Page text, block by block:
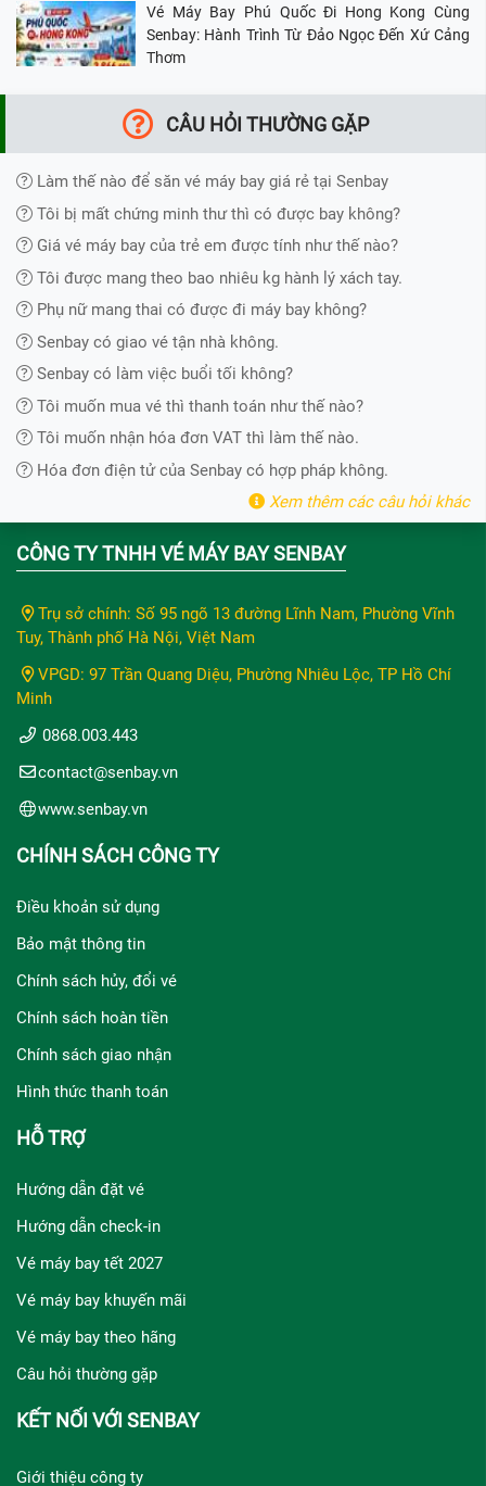
Vé Máy Bay Phú Quốc Đi Hong Kong Cùng
Senbay: Hành Trình Từ Đảo Ngọc Đến Xứ Cảng
Thơm
CÂU HỎI THƯỜNG GẶP
Làm thế nào để săn vé máy bay giá rẻ tại Senbay
Tôi bị mất chứng minh thư thì có được bay không?
Giá vé máy bay của trẻ em được tính như thế nào?
Tôi được mang theo bao nhiêu kg hành lý xách tay.
Phụ nữ mang thai có được đi máy bay không?
Senbay có giao vé tận nhà không.
Senbay có làm việc buổi tối không?
Tôi muốn mua vé thì thanh toán như thế nào?
Tôi muốn nhận hóa đơn VAT thì làm thế nào.
Hóa đơn điện tử của Senbay có hợp pháp không.
Xem thêm các câu hỏi khác
CÔNG TY TNHH VÉ MÁY BAY SENBAY
Trụ sở chính: Số 95 ngõ 13 đường Lĩnh Nam, Phường Vĩnh
Tuy, Thành phố Hà Nội, Việt Nam
VPGD: 97 Trần Quang Diệu, Phường Nhiêu Lộc, TP Hồ Chí
Minh
0868.003.443
contact@senbay.vn
www.senbay.vn
CHÍNH SÁCH CÔNG TY
Điều khoản sử dụng
Bảo mật thông tin
Chính sách hủy, đổi vé
Chính sách hoàn tiền
Chính sách giao nhận
Hình thức thanh toán
HỖ TRỢ
Hướng dẫn đặt vé
Hướng dẫn check-in
Vé máy bay tết 2027
Vé máy bay khuyến mãi
Vé máy bay theo hãng
Câu hỏi thường gặp
KẾT NỐI VỚI SENBAY
Giới thiệu công ty